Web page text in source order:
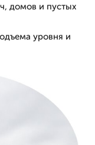
домов и пустых
уровня и